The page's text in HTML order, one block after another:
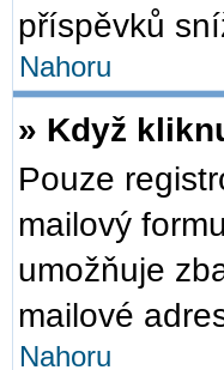
příspěvků
Nahoru
» Když
Pouze
mailový
umožňuje
mailové
Nahoru